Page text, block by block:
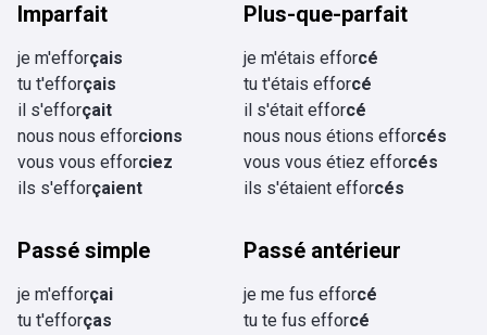
Imparfait
je m'efforçais
tu t'efforçais
il s'efforçait
nous nous efforcions
vous vous efforciez
ils s'efforçaient
Plus-que-parfait
je m'étais efforcé
tu t'étais efforcé
il s'était efforcé
nous nous étions efforcés
vous vous étiez efforcés
ils s'étaient efforcés
Passé simple
je m'efforçai
tu t'efforças
Passé antérieur
je me fus efforcé
tu te fus efforcé